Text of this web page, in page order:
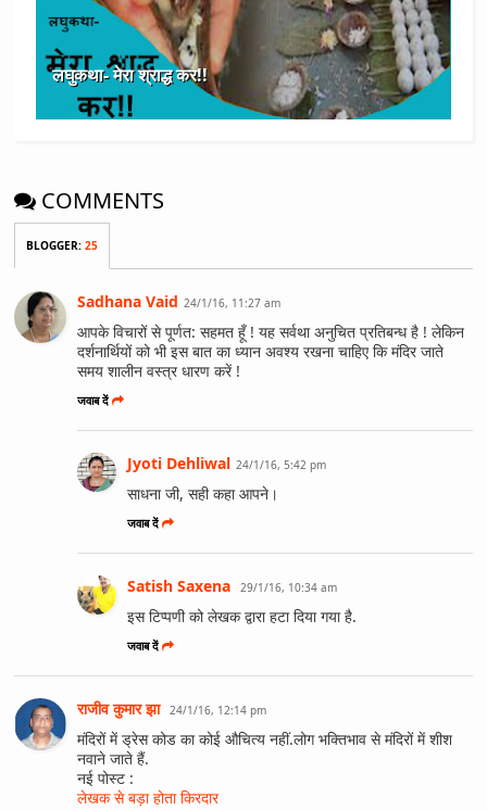
लघुकथा- मेरा श्राद्ध कर!!
COMMENTS
BLOGGER:25
Sadhana Vaid 24/1/16, 11:27 am
आपके विचारों से पूर्णत: सहमत हूँ ! यह सर्वथा अनुचित प्रतिबन्ध है ! लेकिन
दर्शनार्थियों को भी इस बात का ध्यान अवश्य रखना चाहिए कि मंदिर जाते
समय शालीन वस्त्र धारण करें !
जवाब दें
Jyoti Dehliwal 24/1/16, 5:42 pm
साधना जी, सही कहा आपने।
जवाब दें
Satish Saxena 29/1/16, 10:34 am
इस टिप्पणी को लेखक द्वारा हटा दिया गया है.
जवाब दें
राजीव कुमार झा 24/1/16, 12:14 pm
मंदिरों में ड्रेस कोड का कोई औचित्य नहीं.लोग भक्तिभाव से मंदिरों में शीश
नवाने जाते हैं.
नई पोस्ट :
लेखक से बड़ा होता किरदार